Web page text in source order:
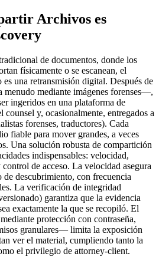
Archivos es
de documentos, donde los
físicamente o se escanean, el
es una retransmisión digital. Después de
mediante imágenes forenses—,
ingeridos en una plataforma de
y, ocasionalmente, entregados a
forenses, traductores). Cada
fiable para mover grandes, a veces
Una solución robusta de compartición
indispensables: velocidad,
control de acceso. La velocidad asegura
de descubrimiento, con frecuencia
La verificación de integridad
garantiza que la evidencia
exactamente la que se recopiló. El
protección con contraseña,
granulares— limita la exposición
ver el material, cumpliendo tanto la
el privilegio de attorney‑client.